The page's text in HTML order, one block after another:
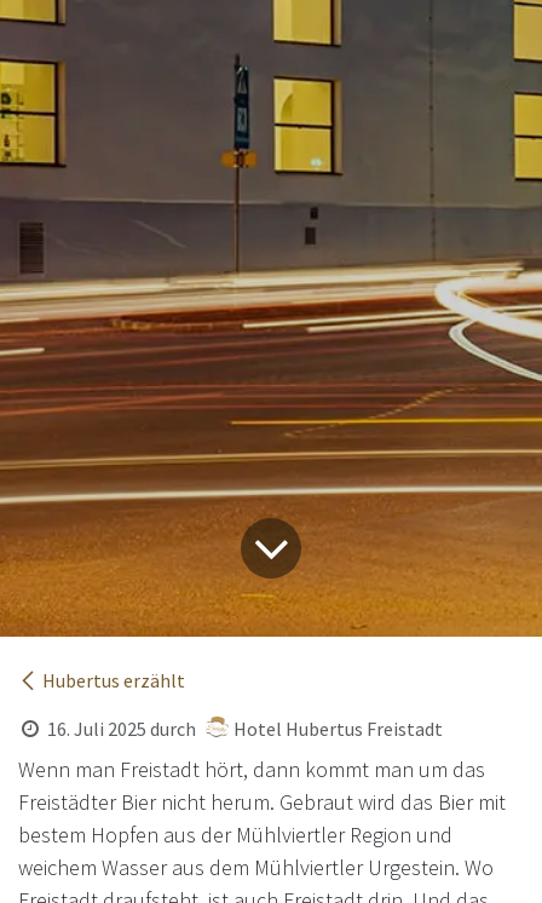
Hubertus erzählt
16. Juli 2025 durch Hotel Hubertus Freistadt
Wenn man Freistadt hört, dann kommt man um das
Freistädter Bier nicht herum. Gebraut wird das Bier mit
bestem Hopfen aus der Mühlviertler Region und
weichem Wasser aus dem Mühlviertler Urgestein. Wo